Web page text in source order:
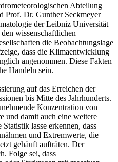
Abteilung
Prof. Dr. Gunther Seckmeyer
der Leibniz Universität
wissenschaftlichen
die Beobachtungslage
dass die Klimaentwicklung
angenommen. Diese Fakten
Handeln sein.
auf das Erreichen der
bis Mitte des Jahrhunderts.
Konzentration von
und damit auch eine weitere
lasse erkennen, dass
und Extremwerte, die
gehäuft aufträten. Der
Folge sei, dass